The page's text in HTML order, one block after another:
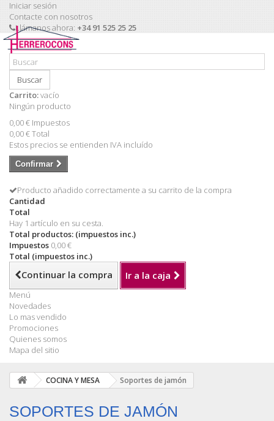
Iniciar sesión
Contacte con nosotros
Llámanos ahora: +34 91 525 25 25
Buscar
Carrito:vacío
Ningún producto
0,00 € Impuestos
0,00 €Total
Estos precios se entienden IVA incluído
Confirmar
Producto añadido correctamente a su carrito de la compra
Cantidad
Total
Hay 1 artículo en su cesta.
Total productos: (impuestos inc.)
Impuestos 0,00 €
Total (impuestos inc.)
Continuar la compra Ir a la caja
Menú
Novedades
Lo mas vendido
Promociones
Quienes somos
Mapa del sitio
COCINA Y MESA Soportes de jamón
SOPORTES DE JAMÓN